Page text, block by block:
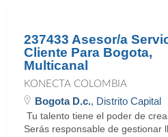
237433 Asesor/a
Cliente Para Bogota,
Multicanal
KONECTA COLOMBIA
Bogota D.c., Distrito Capital
Tu talento tiene el poder de
Serás responsable de gestionar